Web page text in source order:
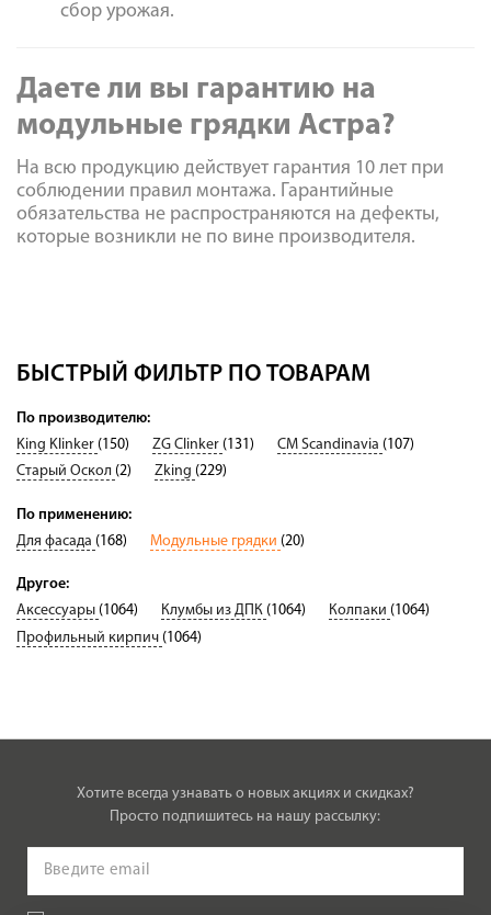
сбор урожая.
Даете ли вы гарантию на
модульные грядки Астра?
На всю продукцию действует гарантия 10 лет при
соблюдении правил монтажа. Гарантийные
обязательства не распространяются на дефекты,
которые возникли не по вине производителя.
БЫСТРЫЙ ФИЛЬТР ПО ТОВАРАМ
По производителю:
King Klinker (150) ZG Clinker (131) CM Scandinavia (107)
Старый Оскол (2) Zking (229)
По применению:
Для фасада (168) Модульные грядки (20)
Другое:
Аксессуары (1064) Клумбы из ДПК (1064) Колпаки (1064)
Профильный кирпич (1064)
Хотите всегда узнавать о новых акциях и скидках?
Просто подпишитесь на нашу рассылку: